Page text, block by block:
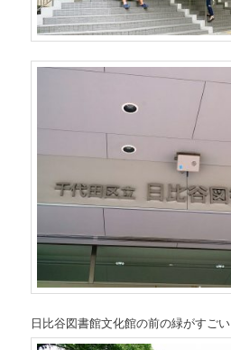
日比谷図書館文化館の前の緑がすごい